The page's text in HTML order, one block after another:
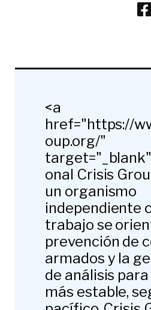
<a
href="https://
oup.org/"
onal Crisis
un organismo
independiente
trabajo se
prevención de
armados y la
de análisis
más estable,